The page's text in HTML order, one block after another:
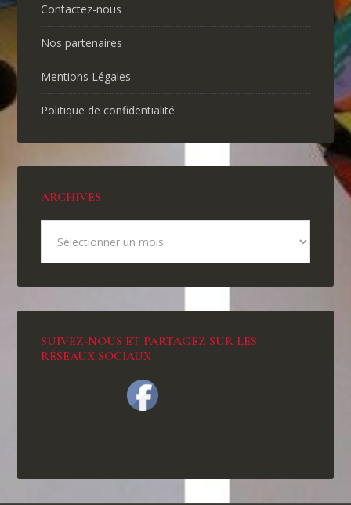
Contactez-nous
Nos partenaires
Mentions Légales
Politique de confidentialité
ARCHIVES
SUIVEZ-NOUS ET PARTAGEZ SUR LES
RÉSEAUX SOCIAUX